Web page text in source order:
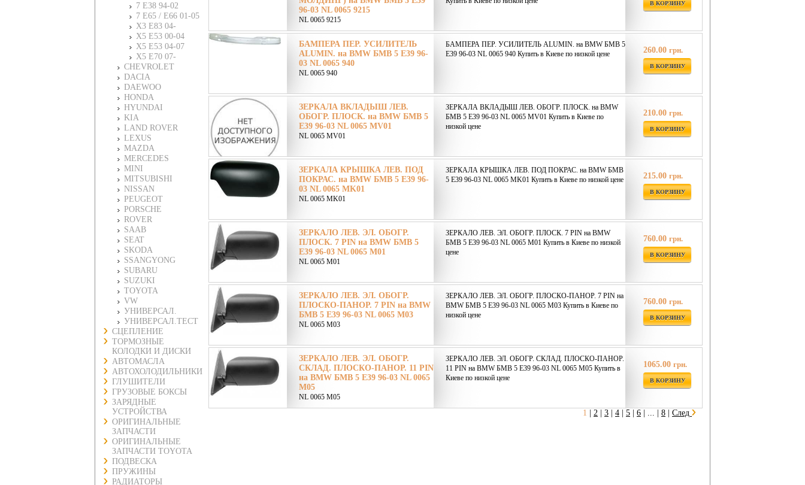
7 E38 94-02
7 E65 / E66 01-05
X3 E83 04-
X5 E53 00-04
X5 E53 04-07
X5 E70 07-
CHEVROLET
DACIA
DAEWOO
HONDA
HYUNDAI
KIA
LAND ROVER
LEXUS
MAZDA
MERCEDES
MINI
MITSUBISHI
NISSAN
PEUGEOT
PORSCHE
ROVER
SAAB
SEAT
SKODA
SSANGYONG
SUBARU
SUZUKI
TOYOTA
VW
УНИВЕРСАЛ.
УНИВЕРСАЛ.ТЕСТ
СЦЕПЛЕНИЕ
ТОРМОЗНЫЕ
КОЛОДКИ И ДИСКИ
АВТОМАСЛА
АВТОХОЛОДИЛЬНИКИ
ГЛУШИТЕЛИ
ГРУЗОВЫЕ БОКСЫ
ЗАРЯДНЫЕ
УСТРОЙСТВА
ОРИГИНАЛЬНЫЕ
ЗАПЧАСТИ
ОРИГИНАЛЬНЫЕ
ЗАПЧАСТИ TOYOTA
ПОДВЕСКА
ПРУЖИНЫ
РАДИАТОРЫ
96-03 NL 0065 9215
NL 0065 9215
В КОРЗИНУ
БАМПЕРА ПЕР. УСИЛИТЕЛЬ
ALUMIN. на BMW БМВ 5 E39 96-
03 NL 0065 940
NL 0065 940
БАМПЕРА ПЕР. УСИЛИТЕЛЬ ALUMIN. на BMW БМВ 5
E39 96-03 NL 0065 940 Купить в Киеве по низкой цене
260.00 грн.
В КОРЗИНУ
ЗЕРКАЛА ВКЛАДЫШ ЛЕВ.
ОБОГР. ПЛОСК. на BMW БМВ 5
E39 96-03 NL 0065 MV01
NL 0065 MV01
ЗЕРКАЛА ВКЛАДЫШ ЛЕВ. ОБОГР. ПЛОСК. на BMW
БМВ 5 E39 96-03 NL 0065 MV01 Купить в Киеве по
низкой цене
210.00 грн.
В КОРЗИНУ
ЗЕРКАЛА КРЫШКА ЛЕВ. ПОД
ПОКРАС. на BMW БМВ 5 E39 96-
03 NL 0065 MK01
NL 0065 MK01
ЗЕРКАЛА КРЫШКА ЛЕВ. ПОД ПОКРАС. на BMW БМВ
5 E39 96-03 NL 0065 MK01 Купить в Киеве по низкой цене
215.00 грн.
В КОРЗИНУ
ЗЕРКАЛО ЛЕВ. ЭЛ. ОБОГР.
ПЛОСК. 7 PIN на BMW БМВ 5
E39 96-03 NL 0065 M01
NL 0065 M01
ЗЕРКАЛО ЛЕВ. ЭЛ. ОБОГР. ПЛОСК. 7 PIN на BMW
БМВ 5 E39 96-03 NL 0065 M01 Купить в Киеве по низкой
цене
760.00 грн.
В КОРЗИНУ
ЗЕРКАЛО ЛЕВ. ЭЛ. ОБОГР.
ПЛОСКО-ПАНОР. 7 PIN на BMW
БМВ 5 E39 96-03 NL 0065 M03
NL 0065 M03
ЗЕРКАЛО ЛЕВ. ЭЛ. ОБОГР. ПЛОСКО-ПАНОР. 7 PIN на
BMW БМВ 5 E39 96-03 NL 0065 M03 Купить в Киеве по
низкой цене
760.00 грн.
В КОРЗИНУ
ЗЕРКАЛО ЛЕВ. ЭЛ. ОБОГР.
СКЛАД. ПЛОСКО-ПАНОР. 11 PIN
на BMW БМВ 5 E39 96-03 NL 0065
M05
NL 0065 M05
ЗЕРКАЛО ЛЕВ. ЭЛ. ОБОГР. СКЛАД. ПЛОСКО-ПАНОР.
11 PIN на BMW БМВ 5 E39 96-03 NL 0065 M05 Купить в
Киеве по низкой цене
1065.00 грн.
В КОРЗИНУ
1 2 3 4 5 6 ... | 8 След